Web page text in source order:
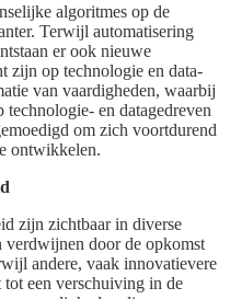
algoritmes op de
Terwijl automatisering
er ook nieuwe
zijn op technologie en data-
van vaardigheden, waarbij
en datagedreven
om zich voortdurend
ontwikkelen.
zijn zichtbaar in diverse
verdwijnen door de opkomst
andere, vaak innovatievere
een verschuiving in de